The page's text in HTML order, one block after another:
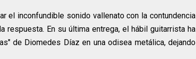
el inconfundible sonido vallenato con la contundencia
respuesta. En su última entrega, el hábil guitarrista ha
de Diomedes Díaz en una odisea metálica, dejando